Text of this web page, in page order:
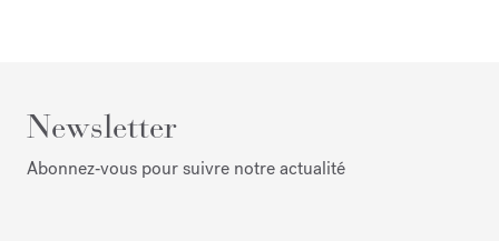
Newsletter
Abonnez‑vous pour suivre notre actualité